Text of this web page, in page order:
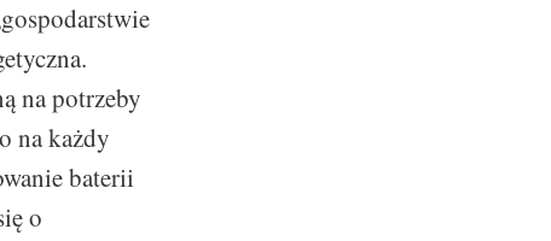
na potrzeby
na każdy
baterii
o